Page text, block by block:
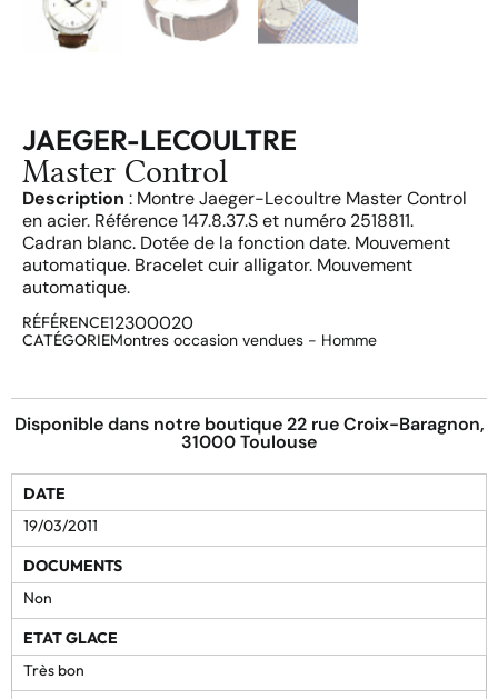
JAEGER-LECOULTRE
Master Control
Description : Montre Jaeger-Lecoultre Master Control
en acier. Référence 147.8.37.S et numéro 2518811.
Cadran blanc. Dotée de la fonction date. Mouvement
automatique. Bracelet cuir alligator. Mouvement
automatique.
RÉFÉRENCE12300020
CATÉGORIEMontres occasion vendues - Homme
Disponible dans notre boutique 22 rue Croix-Baragnon,
31000 Toulouse
DATE
19/03/2011
DOCUMENTS
Non
ETAT GLACE
Très bon